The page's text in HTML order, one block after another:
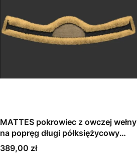
MATTES pokrowiec z owczej wełny
na popręg długi półksiężycowy
"Crescent"
Cena
389,00 zł